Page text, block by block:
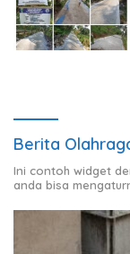
Berita
Ini contoh widget
anda bisa